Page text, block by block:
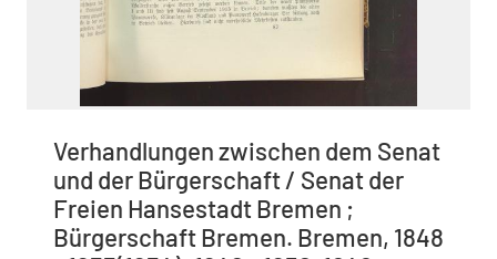
Verhandlungen zwischen dem Senat
und der Bürgerschaft / Senat der
Freien Hansestadt Bremen ;
Bürgerschaft Bremen. Bremen, 1848